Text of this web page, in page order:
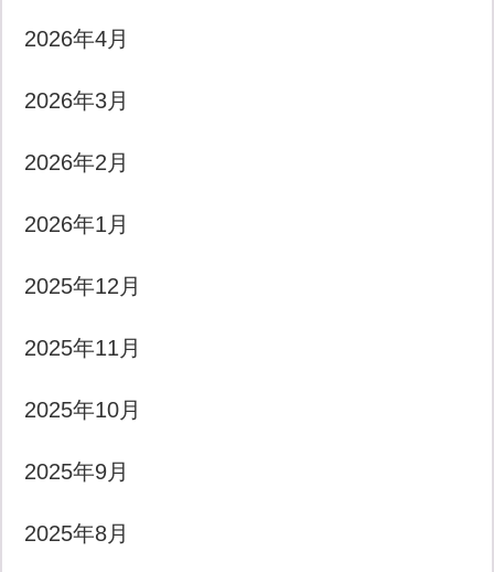
2026年4月
2026年3月
2026年2月
2026年1月
2025年12月
2025年11月
2025年10月
2025年9月
2025年8月